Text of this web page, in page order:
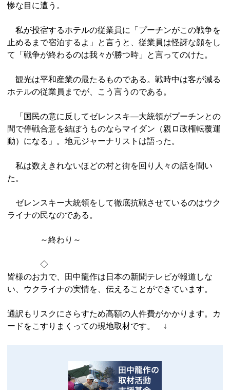
惨な目に遭う。
私が投宿するホテルの従業員に「プーチンがこの戦争を
止めるまで宿泊するよ」と言うと、従業員は怪訝な顔をし
て「戦争が終わるのは我々が勝つ時」と言ってのけた。
観光は平和産業の最たるものである。戦時中は客が減る
ホテルの従業員までが、こう言うのである。
「国民の意に反してゼレンスキ―大統領がプーチンとの
間で停戦合意を結ぼうものならマイダン（親ロ政権転覆運
動）になる」。地元ジャーナリストは語った。
私は数えきれないほどの村と街を回り人々の話を聞い
た。
ゼレンスキー大統領をして徹底抗戦させているのはウク
ライナの民なのである。
～終わり～
◇
皆様のお力で、田中龍作は日本の新聞テレビが報道しな
い、ウクライナの実情を、伝えることができています。
通訳もリスクにさらすため高額の人件費がかかります。カ
ードをこすりまくっての現地取材です。 ↓